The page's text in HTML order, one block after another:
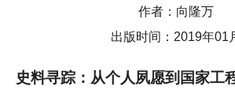
作者：向隆万
出版时间：2019年01
史料寻踪：从个人夙愿到国家工